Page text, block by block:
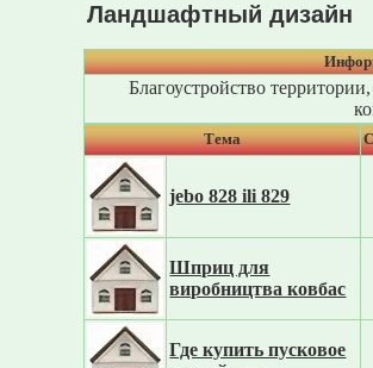
Ландшафтный дизайн
Благоустройство
Тема
jebo 828 ili 829
Шприц для
виробництва ковбас
Где купить пусковое